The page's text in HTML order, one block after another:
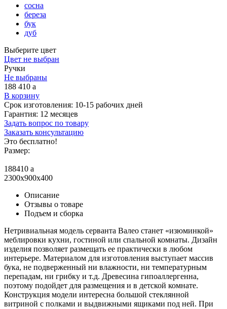
сосна
береза
бук
дуб
Выберите цвет
Цвет не выбран
Ручки
Не выбраны
188 410 a
В корзину
Срок изготовления: 10-15 рабочих дней
Гарантия: 12 месяцев
Задать вопрос по товару
Заказать консультацию
Это бесплатно!
Размер:
188410 a
2300x900x400
Описание
Отзывы о товаре
Подъем и сборка
Нетривиальная модель серванта Валео станет «изюминкой»
меблировки кухни, гостиной или спальной комнаты. Дизайн
изделия позволяет размещать ее практически в любом
интерьере. Материалом для изготовления выступает массив
бука, не подверженный ни влажности, ни температурным
перепадам, ни грибку и т.д. Древесина гипоаллергенна,
поэтому подойдет для размещения и в детской комнате.
Конструкция модели интересна большой стеклянной
витриной с полками и выдвижными ящиками под ней. При